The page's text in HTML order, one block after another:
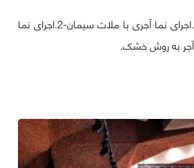
روش‌های نصب آجرنما:1.اجرای نما آجری با ملات سیمان-2.اجرای نما